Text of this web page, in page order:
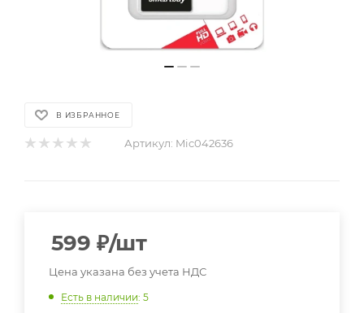
В ИЗБРАННОЕ
Артикул: Mic042636
599 ₽/шт
Цена указана без учета НДС
Есть в наличии: 5